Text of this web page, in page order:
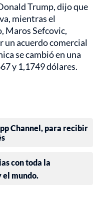
Trump, dijo que
mientras el
Maros Sefcovic,
un acuerdo comercial
se cambió en una
y 1,1749 dólares.
Channel, para recibir
con toda la
el mundo.